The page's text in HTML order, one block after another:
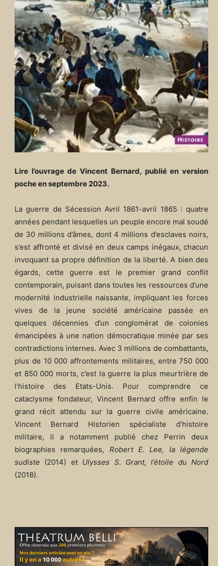
Lire l’ouvrage de Vincent Bernard, publié en version
poche en septembre 2023.
La guerre de Sécession Avril 1861-avril 1865 : quatre
années pendant lesquelles un peuple encore mal soudé
de 30 millions d’âmes, dont 4 millions d’esclaves noirs,
s’est affronté et divisé en deux camps inégaux, chacun
invoquant sa propre définition de la liberté. A bien des
égards, cette guerre est le premier grand conflit
contemporain, puisant dans toutes les ressources d’une
modernité industrielle naissante, impliquant les forces
vives de la jeune société américaine passée en
quelques décennies d’un conglomérat de colonies
émancipées à une nation démocratique minée par ses
contradictions internes. Avec 3 millions de combattants,
plus de 10 000 affrontements militaires, entre 750 000
et 850 000 morts, c’est la guerre la plus meurtrière de
l’histoire des Etats-Unis. Pour comprendre ce
cataclysme fondateur, Vincent Bernard offre enfin le
grand récit attendu sur la guerre civile américaine.
Vincent Bernard Historien spécialiste d’histoire
militaire, il a notamment publié chez Perrin deux
biographies remarquées, Robert E. Lee, la légende
sudiste (2014) et Ulysses S. Grant, l’étoile du Nord
(2018).